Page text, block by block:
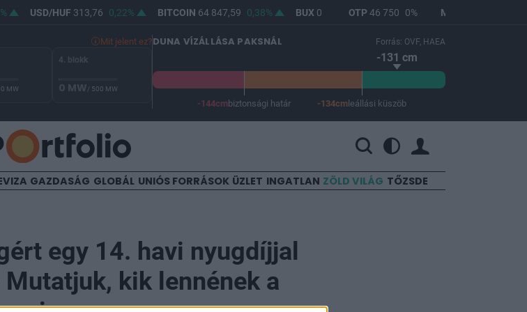
USD/HUF313,76 0,22% BITCOIN64 847,59 0,38% BUX0 OTP 46 750 0% MOL
Mit jelent ez?
MW
4. blokk
0 MW/ 500 MW
DUNA VÍZÁLLÁSA PAKSNÁL Forrás: OVF, HAEA
-131 cm
-144cmbiztonsági határ -134cmleállási küszöb
GAZDASÁG GLOBÁL UNIÓS FORRÁSOK ÜZLET INGATLAN ZÖLD VILÁG TŐZSDE
egy 14. havi nyugdíjjal
kik lennének a